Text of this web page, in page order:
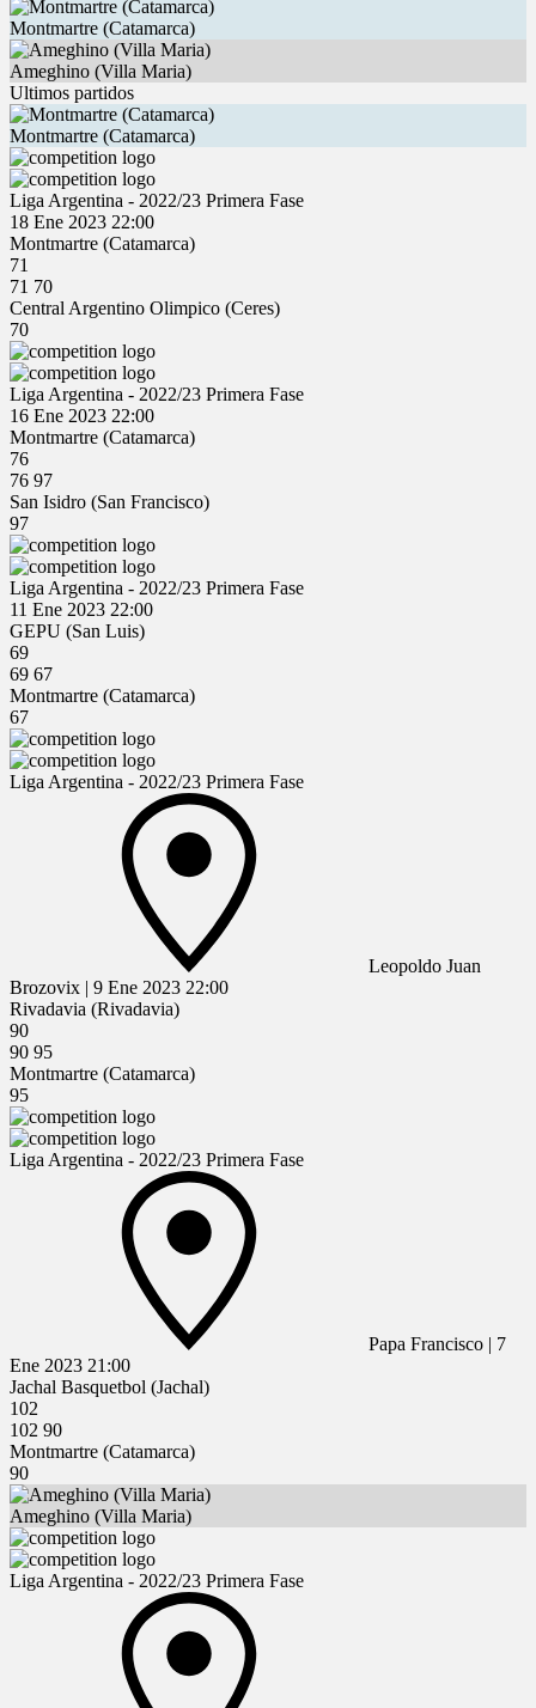
Montmartre (Catamarca)
Ameghino (Villa Maria)
Ultimos partidos
Montmartre (Catamarca)
Liga Argentina - 2022/23 Primera Fase
18 Ene 2023 22:00
Montmartre (Catamarca)
71
71 70
Central Argentino Olimpico (Ceres)
70
Liga Argentina - 2022/23 Primera Fase
16 Ene 2023 22:00
Montmartre (Catamarca)
76
76 97
San Isidro (San Francisco)
97
Liga Argentina - 2022/23 Primera Fase
11 Ene 2023 22:00
GEPU (San Luis)
69
69 67
Montmartre (Catamarca)
67
Liga Argentina - 2022/23 Primera Fase
Leopoldo Juan
Brozovix | 9 Ene 2023 22:00
Rivadavia (Rivadavia)
90
90 95
Montmartre (Catamarca)
95
Liga Argentina - 2022/23 Primera Fase
Papa Francisco | 7
Ene 2023 21:00
Jachal Basquetbol (Jachal)
102
102 90
Montmartre (Catamarca)
90
Ameghino (Villa Maria)
Liga Argentina - 2022/23 Primera Fase